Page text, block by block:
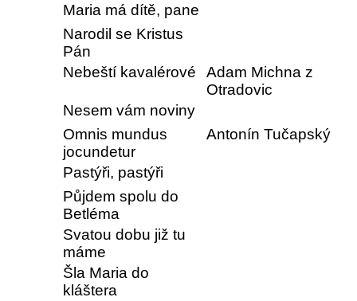
Maria má dítě, pane
Narodil se Kristus
Pán
Nebeští kavalérové
Adam Michna z
Otradovic
Nesem vám noviny
Omnis mundus
jocundetur
Antonín Tučapský
Pastýři, pastýři
Půjdem spolu do
Betléma
Svatou dobu již tu
máme
Šla Maria do
kláštera